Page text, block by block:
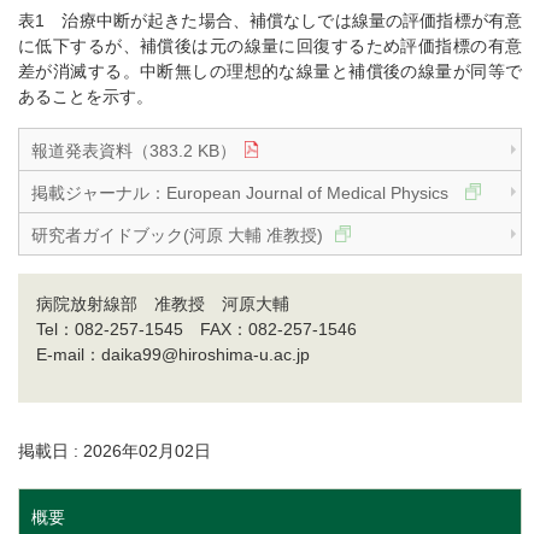
表1 治療中断が起きた場合、補償なしでは線量の評価指標が有意
に低下するが、補償後は元の線量に回復するため評価指標の有意
差が消滅する。中断無しの理想的な線量と補償後の線量が同等で
あることを示す。
報道発表資料（383.2 KB）
掲載ジャーナル：European Journal of Medical Physics
研究者ガイドブック(河原 大輔 准教授)
病院放射線部 准教授 河原大輔
Tel：082-257-1545 FAX：082-257-1546
E-mail：daika99@hiroshima-u.ac.jp
掲載日 : 2026年02月02日
概要